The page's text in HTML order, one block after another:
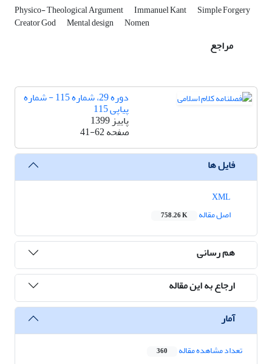
Physico- Theological Argument Immanuel Kant Simple Forgery
Creator God Mental design Nomen
مراجع
دوره 29، شماره 115 - شماره
پیاپی 115
پاییز 1399
صفحه41-62
فایل ها
اصل مقاله
758.26 K
هم رسانی
ارجاع به این مقاله
آمار
تعداد مشاهده مقاله 360